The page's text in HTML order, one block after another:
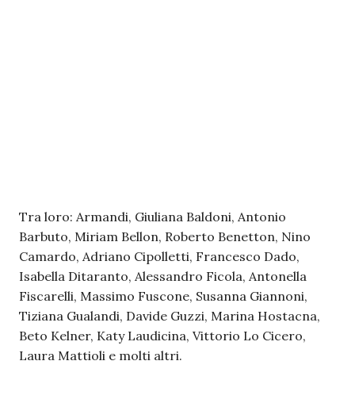
Tra loro: Armandi, Giuliana Baldoni, Antonio
Barbuto, Miriam Bellon, Roberto Benetton, Nino
Camardo, Adriano Cipolletti, Francesco Dado,
Isabella Ditaranto, Alessandro Ficola, Antonella
Fiscarelli, Massimo Fuscone, Susanna Giannoni,
Tiziana Gualandi, Davide Guzzi, Marina Hostacna,
Beto Kelner, Katy Laudicina, Vittorio Lo Cicero,
Laura Mattioli e molti altri.